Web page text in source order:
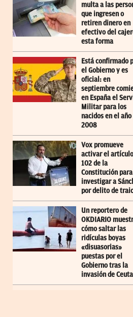
multa a las
que ingresen o
retiren dinero en
efectivo del
esta forma
Está confirmado
el Gobierno y es
oficial: en
septiembre
en España el
Militar para los
nacidos en el año
2008
Vox promueve
activar el artículo
102 de la
Constitución para
investigar a
por delito de
Un reportero de
OKDIARIO
cómo saltar las
ridículas boyas
«disuasorias»
puestas por el
Gobierno tras la
invasión de Ceuta